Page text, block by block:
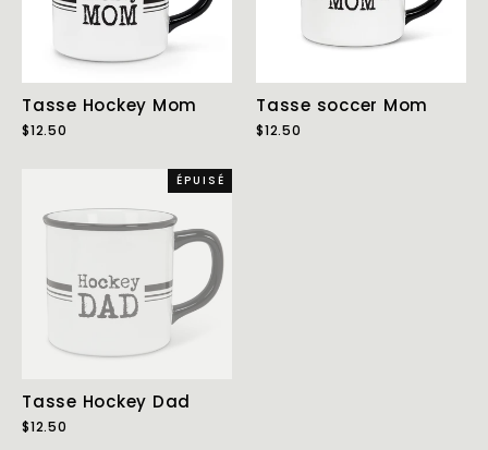
Tasse Hockey Mom
$12.50
Tasse soccer Mom
$12.50
ÉPUISÉ
Tasse Hockey Dad
$12.50